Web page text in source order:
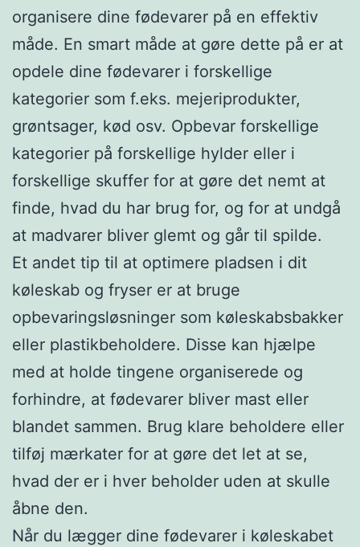
organisere dine fødevarer på en effektiv
måde. En smart måde at gøre dette på er at
opdele dine fødevarer i forskellige
kategorier som f.eks. mejeriprodukter,
grøntsager, kød osv. Opbevar forskellige
kategorier på forskellige hylder eller i
forskellige skuffer for at gøre det nemt at
finde, hvad du har brug for, og for at undgå
at madvarer bliver glemt og går til spilde.
Et andet tip til at optimere pladsen i dit
køleskab og fryser er at bruge
opbevaringsløsninger som køleskabsbakker
eller plastikbeholdere. Disse kan hjælpe
med at holde tingene organiserede og
forhindre, at fødevarer bliver mast eller
blandet sammen. Brug klare beholdere eller
tilføj mærkater for at gøre det let at se,
hvad der er i hver beholder uden at skulle
åbne den.
Når du lægger dine fødevarer i køleskabet